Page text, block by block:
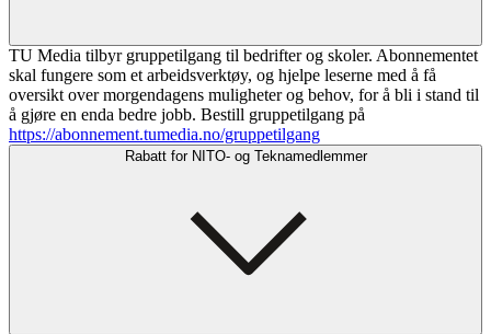
TU Media tilbyr gruppetilgang til bedrifter og skoler. Abonnementet
skal fungere som et arbeidsverktøy, og hjelpe leserne med å få
oversikt over morgendagens muligheter og behov, for å bli i stand til
å gjøre en enda bedre jobb. Bestill gruppetilgang på
https://abonnement.tumedia.no/gruppetilgang
Rabatt for NITO- og Teknamedlemmer